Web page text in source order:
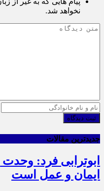
نخواهد شد.
ثبت دیدگاه
جدیدترین مقالات
ابوترابی فرد:
ایمان و عمل است